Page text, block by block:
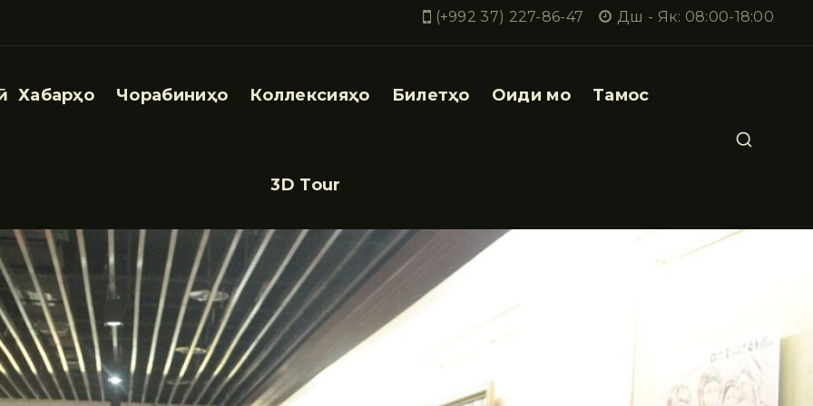
(+992 37) 227-86-47 Дш - Як: 08:00-18:00
Хабарҳо Чорабиниҳо Коллексияҳо Билетҳо Оиди мо Тамос
3D Tour